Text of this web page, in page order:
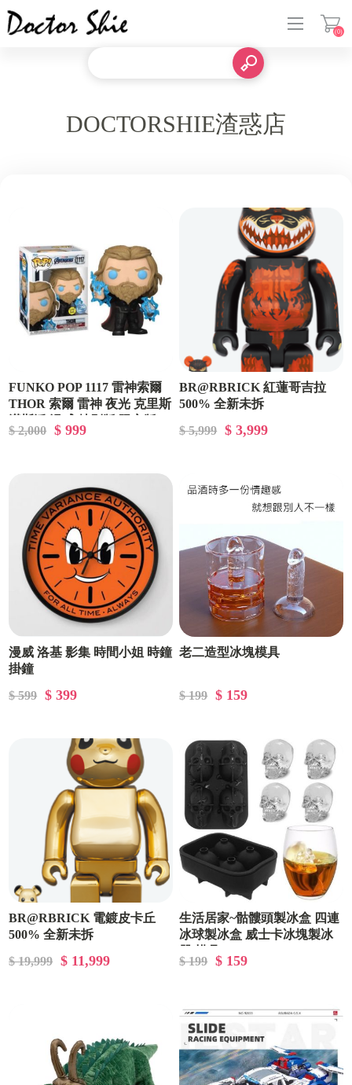
(0)
DOCTORSHIE渣惑店
FUNKO POP 1117 雷神索爾
THOR 索爾 雷神 夜光 克里斯
$ 2,000 $ 999
BR@RBRICK 紅蓮哥吉拉
500% 全新未拆
$ 5,999
$ 3,999
漫威 洛基 影集 時間小姐 時鐘
掛鐘
$ 599
$ 399
老二造型冰塊模具
$ 199 $ 159
BR@RBRICK 電鍍皮卡丘
500% 全新未拆
$ 19,999
$ 11,999
生活居家~骷髏頭製冰盒 四連
冰球製冰盒 威士卡冰塊製冰
$ 199 $ 159